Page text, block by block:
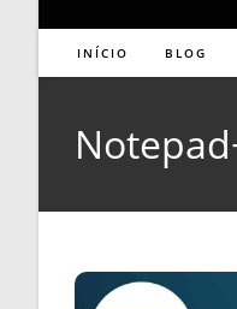
INÍCIO BLOG